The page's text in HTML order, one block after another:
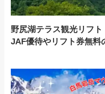
野尻湖テラス観光リフト
JAF優待やリフト券無料